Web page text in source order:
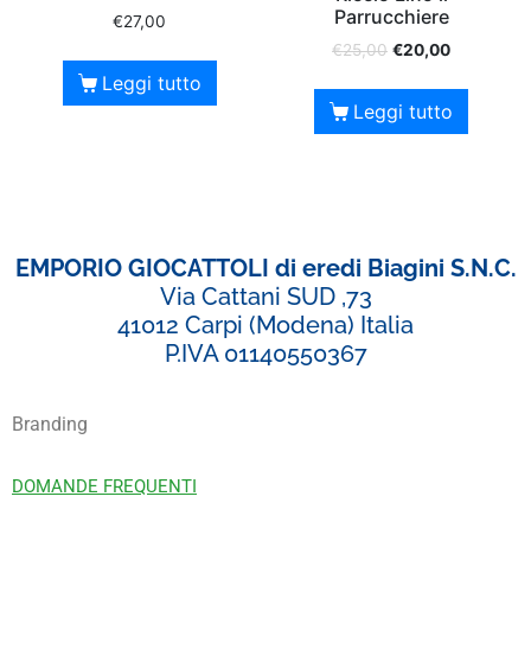
€27,00
Leggi tutto
Parrucchiere
€25,00 €20,00
Leggi tutto
EMPORIO GIOCATTOLI di eredi Biagini S.N.C.
Via Cattani SUD ,73
41012 Carpi (Modena) Italia
P.IVA 01140550367
Branding
DOMANDE FREQUENTI